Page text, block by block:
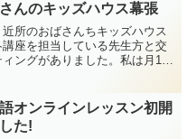
んのキッズハウス幕張
所のおばさんちキッズハウス
座を担当している先生方と交
ングがありました。私は月1
ます。ベビーマッサージ、ベ
、ファースト...
オンラインレッスン初開
た!